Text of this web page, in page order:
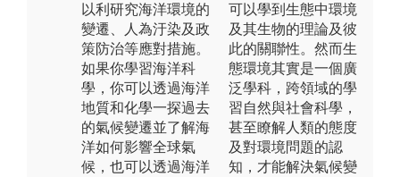
以利研究海洋環境的
變遷、人為汙染及政
策防治等應對措施。
如果你學習海洋科
學，你可以透過海洋
地質和化學一探過去
的氣候變遷並了解海
洋如何影響全球氣
候，也可以透過海洋
可以學到生態中環境
及其生物的理論及彼
此的關聯性。然而生
態環境其實是一個廣
泛學科，跨領域的學
習自然與社會科學，
甚至瞭解人類的態度
及對環境問題的認
知，才能解決氣候變